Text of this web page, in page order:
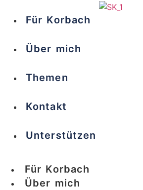
Für Korbach
Über mich
Themen
Kontakt
Unterstützen
Für Korbach
Über mich